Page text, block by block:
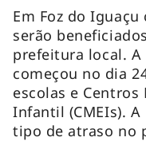
Em Foz do
serão
prefeitura local.
começou no dia
escolas e Centros
Infantil (CMEIs).
tipo de atraso no